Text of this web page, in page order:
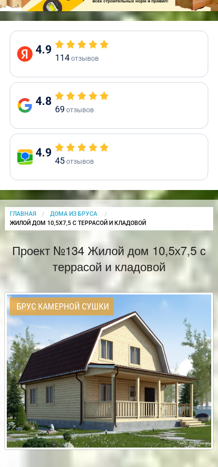
4.9
114отзывов
4.8
69 отзывов
4.9
45отзывов
ГЛАВНАЯ
ДОМА ИЗ БРУСА
CURRENT:
ЖИЛОЙ ДОМ 10,5Х7,5 С ТЕРРАСОЙ И КЛАДОВОЙ
Проект №134 Жилой дом 10,5х7,5 с
террасой и кладовой
БРУС КАМЕРНОЙ СУШКИ